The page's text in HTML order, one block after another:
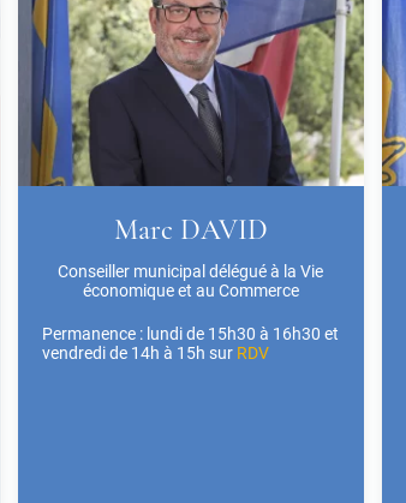
Marc DAVID
Conseiller municipal délégué à la Vie
économique et au Commerce
Permanence : lundi de 15h30 à 16h30 et
vendredi de 14h à 15h sur RDV